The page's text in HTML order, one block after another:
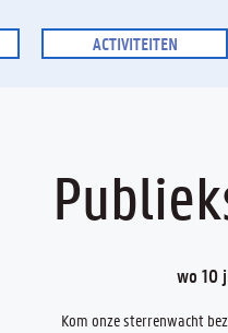
ACTIVITEITEN
wo 10
Kom onze sterrenwacht